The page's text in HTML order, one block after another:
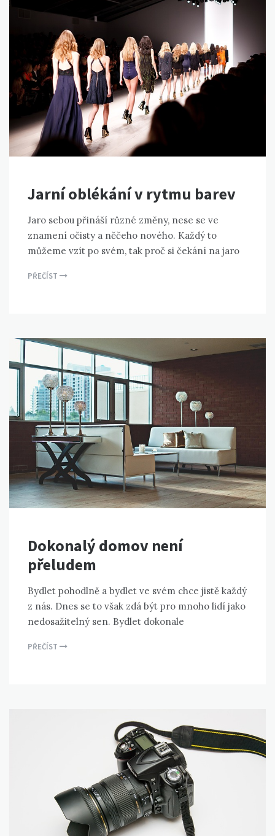
Jarní oblékání v rytmu barev
Jaro sebou přináší různé změny, nese se ve
znamení očisty a něčeho nového. Každý to
můžeme vzít po svém, tak proč si čekání na jaro
PŘEČÍST
Dokonalý domov není
přeludem
Bydlet pohodlně a bydlet ve svém chce jistě každý
z nás. Dnes se to však zdá být pro mnoho lidí jako
nedosažitelný sen. Bydlet dokonale
PŘEČÍST